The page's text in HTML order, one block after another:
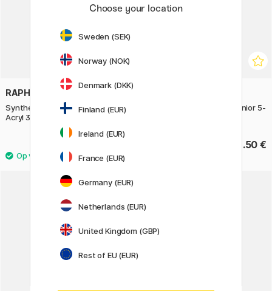
RAPHAËL
Synthetisch Penseel Campus
Acryl 3-set M
Synthetische penselen Junior 5-
13.50 €
Choose your location
Sweden (SEK)
Norway (NOK)
Denmark (DKK)
Finland (EUR)
Ireland (EUR)
France (EUR)
Germany (EUR)
Netherlands (EUR)
United Kingdom (GBP)
Rest of EU (EUR)